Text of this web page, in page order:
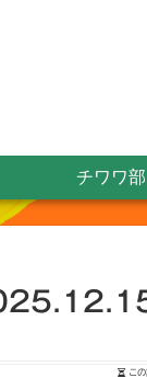
チワワ部
こ